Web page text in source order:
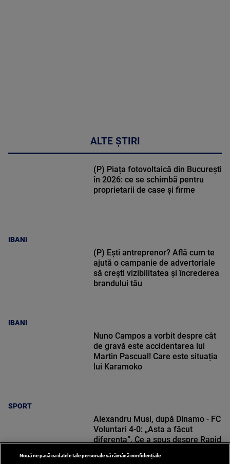
ALTE ȘTIRI
IBANI
(P) Piața fotovoltaică din București
în 2026: ce se schimbă pentru
proprietarii de case și firme
IBANI
(P) Ești antreprenor? Află cum te
ajută o campanie de advertoriale
să crești vizibilitatea și încrederea
brandului tău
SPORT
Nuno Campos a vorbit despre cât
de gravă este accidentarea lui
Martin Pascual! Care este situația
lui Karamoko
Alexandru Musi, după Dinamo - FC
Voluntari 4-0: „Asta a făcut
diferența”. Ce a spus despre Rapid
Nouă ne pasă ca datele tale personale să rămână confidențiale